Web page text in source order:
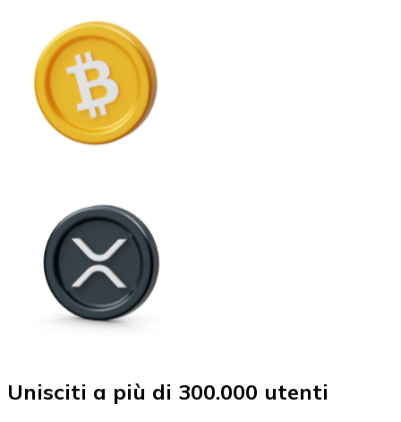
Unisciti a più di 300.000 utenti